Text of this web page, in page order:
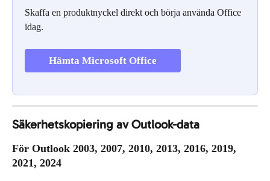
Skaffa en produktnyckel direkt och börja använda Office
idag.
Hämta Microsoft Office
Säkerhetskopiering av Outlook-data
För Outlook 2003, 2007, 2010, 2013, 2016, 2019,
2021, 2024